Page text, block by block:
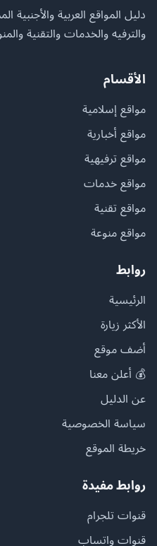
دليل المواقع العربية والأجنبية
والترفيه والخدمات والتقنية
الأقسام
مواقع إسلامية
مواقع أخبارية
مواقع ترفيهية
مواقع خدمات
مواقع تقنية
مواقع منوعة
روابط
الرئيسية
الأكثر زيارة
أضف موقع
💰 أعلن معنا
عن الدليل
سياسة الخصوصية
خريطة الموقع
روابط مفيدة
قنوات تلجرام
قنوات واتساب